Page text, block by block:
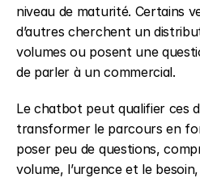
niveau de maturité. Certains
d’autres cherchent un
volumes ou posent une
de parler à un commercial.
Le chatbot peut qualifier ces
transformer le parcours en
poser peu de questions,
volume, l’urgence et le